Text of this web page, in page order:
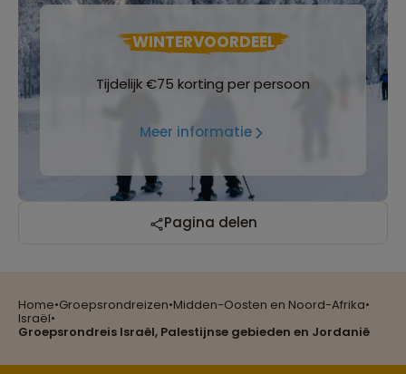
Home•Groepsrondreizen•Midden-Oosten en Noord-Afrika•
Israël•
Groepsrondreis Israël, Palestijnse gebieden en Jordanië
WINTERVOORDEEL
Tijdelijk €75 korting per persoon
Meer informatie
Pagina delen
Reizen met oog voor mens, cultuur en milieu